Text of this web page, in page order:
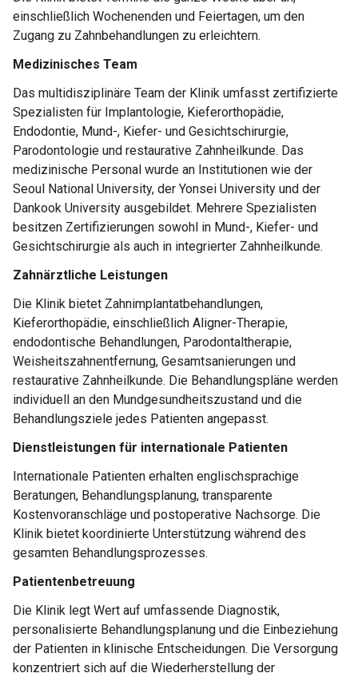
einschließlich Wochenenden und Feiertagen, um den
Zugang zu Zahnbehandlungen zu erleichtern.
Medizinisches Team
Das multidisziplinäre Team der Klinik umfasst zertifizierte
Spezialisten für Implantologie, Kieferorthopädie,
Endodontie, Mund-, Kiefer- und Gesichtschirurgie,
Parodontologie und restaurative Zahnheilkunde. Das
medizinische Personal wurde an Institutionen wie der
Seoul National University, der Yonsei University und der
Dankook University ausgebildet. Mehrere Spezialisten
besitzen Zertifizierungen sowohl in Mund-, Kiefer- und
Gesichtschirurgie als auch in integrierter Zahnheilkunde.
Zahnärztliche Leistungen
Die Klinik bietet Zahnimplantatbehandlungen,
Kieferorthopädie, einschließlich Aligner-Therapie,
endodontische Behandlungen, Parodontaltherapie,
Weisheitszahnentfernung, Gesamtsanierungen und
restaurative Zahnheilkunde. Die Behandlungspläne werden
individuell an den Mundgesundheitszustand und die
Behandlungsziele jedes Patienten angepasst.
Dienstleistungen für internationale Patienten
Internationale Patienten erhalten englischsprachige
Beratungen, Behandlungsplanung, transparente
Kostenvoranschläge und postoperative Nachsorge. Die
Klinik bietet koordinierte Unterstützung während des
gesamten Behandlungsprozesses.
Patientenbetreuung
Die Klinik legt Wert auf umfassende Diagnostik,
personalisierte Behandlungsplanung und die Einbeziehung
der Patienten in klinische Entscheidungen. Die Versorgung
konzentriert sich auf die Wiederherstellung der